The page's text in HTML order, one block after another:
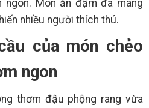
Món ăn đậm đà mang
nhiều người thích thú.
của món chẻo
ngon
thơm đậu phộng rang vừa